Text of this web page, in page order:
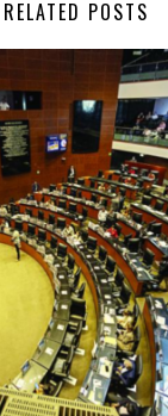
RELATED POSTS